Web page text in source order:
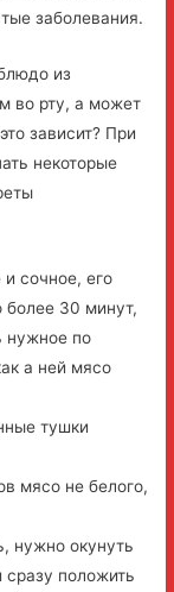
заболевания.
из
во рту, а может
зависит? При
некоторые
сочное, его
более 30 минут,
нужное по
а ней мясо
тушки
мясо не белого,
нужно окунуть
сразу положить